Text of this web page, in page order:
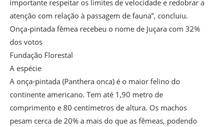
importante respeitar os limites de velocidade e redobrar a
atenção com relação à passagem de fauna”, concluiu.
Onça-pintada fêmea recebeu o nome de Juçara com 32%
dos votos
Fundação Florestal
A espécie
A onça-pintada (Panthera onca) é o maior felino do
continente americano. Tem até 1,90 metro de
comprimento e 80 centímetros de altura. Os machos
pesam cerca de 20% a mais do que as fêmeas, podendo